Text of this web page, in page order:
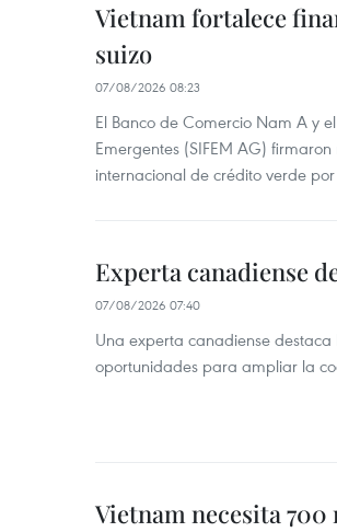
Vietnam fortalece
suizo
07/08/2026 08:23
El Banco de Comercio Nam A y
Emergentes (SIFEM AG)
internacional de crédito verde
Experta canadiense
07/08/2026 07:40
Una experta canadiense
oportunidades para ampliar la
Vietnam necesita